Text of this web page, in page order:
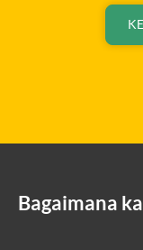
Bagaimana